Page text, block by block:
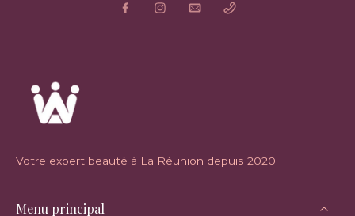
Votre expert beauté à La Réunion depuis 2020.
Menu principal